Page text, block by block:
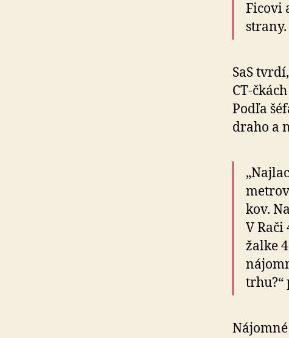
Ficovi
strany.
SaS
CT-
Podľa
draho a
kov.
V
žal­ke
trhu?“